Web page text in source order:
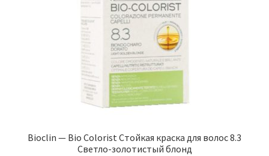
Bioclin — Bio Colorist Стойкая краска для волос 8.3
Светло-золотистый блонд